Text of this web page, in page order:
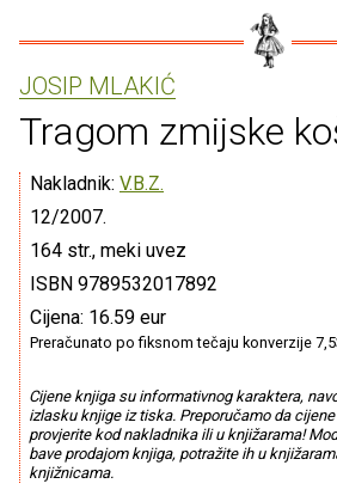
JOSIP MLAKIĆ
Tragom zmijske
Nakladnik: V.B.Z.
12/2007.
164 str., meki uvez
ISBN 9789532017892
Cijena: 16.59 eur
Preračunato po fiksnom tečaju konverzije
Cijene knjiga su informativnog karaktera,
izlasku knjige iz tiska. Preporučamo da
provjerite kod nakladnika ili u knjižarama!
bave prodajom knjiga, potražite ih u
knjižnicama.